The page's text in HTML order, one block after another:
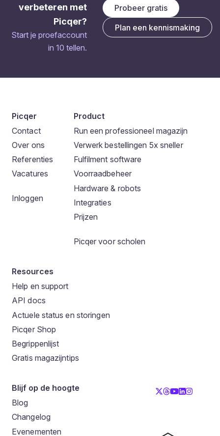
verbeteren met
Picqer?
Start je proefaccount
in 10 tellen.
Probeer gratis
Plan een kennismaking
Picqer
Contact
Over ons
Referenties
Vacatures
Inloggen
Product
Run een professioneel magazijn
Verwerk bestellingen 5x sneller
Fulfilment software
Voorraadbeheer
Hardware & robots
Integraties
Prijzen
Picqer voor scholen
Resources
Help en support
API docs
Actuele status en storingen
Picqer Shop
Begrippenlijst
Gratis magazijntips
Blijf op de hoogte
Blog
Changelog
Evenementen